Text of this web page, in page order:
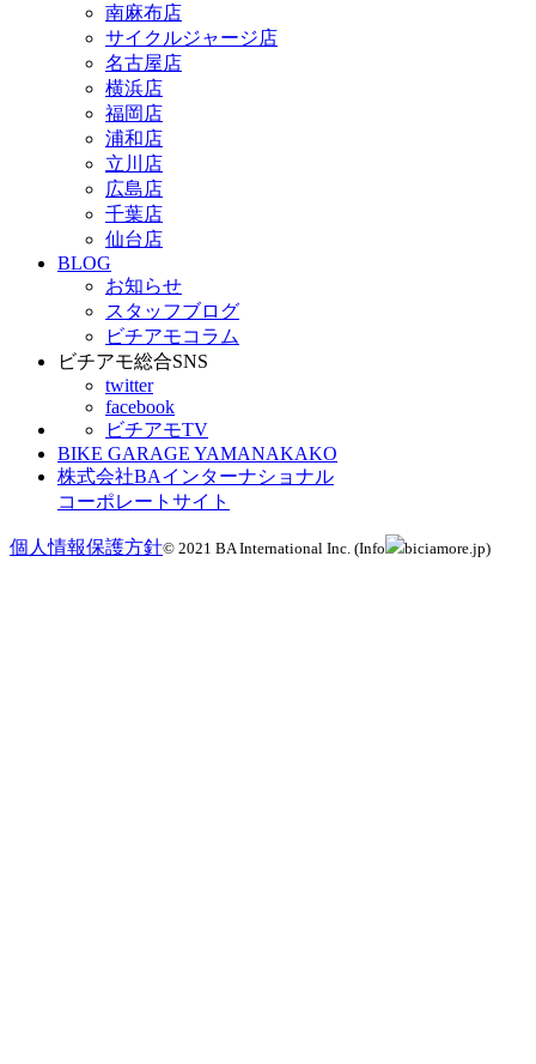
南麻布店
サイクルジャージ店
名古屋店
横浜店
福岡店
浦和店
立川店
広島店
千葉店
仙台店
BLOG
お知らせ
スタッフブログ
ビチアモコラム
ビチアモ総合SNS
twitter
facebook
ビチアモTV
BIKE GARAGE YAMANAKAKO
株式会社BAインターナショナル
コーポレートサイト
個人情報保護方針© 2021 BA International Inc. (Info biciamore.jp)